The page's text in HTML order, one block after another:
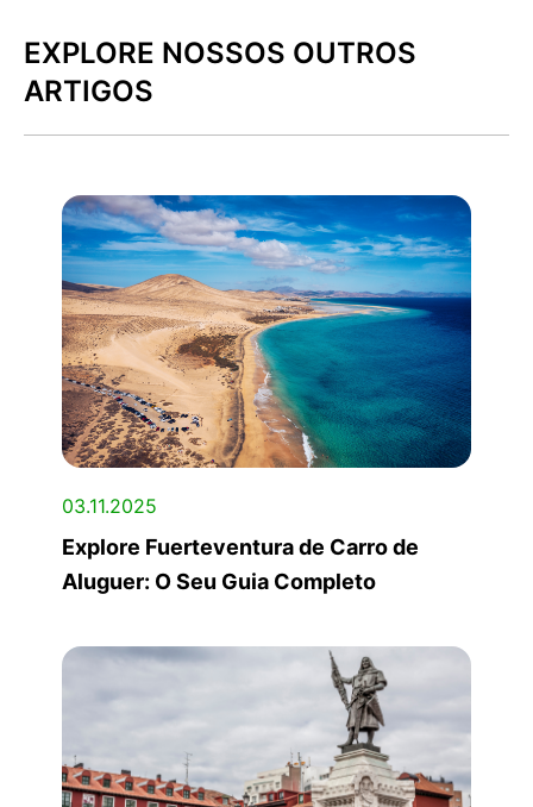
EXPLORE NOSSOS OUTROS
ARTIGOS
03.11.2025
Explore Fuerteventura de Carro de
Aluguer: O Seu Guia Completo